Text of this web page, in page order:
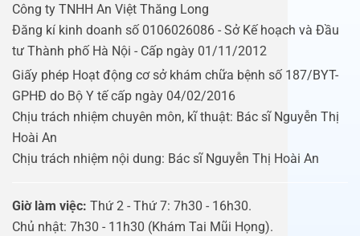
Công ty TNHH An Việt Thăng Long
Đăng kí kinh doanh số 0106026086 - Sở Kế hoạch và Đầu
tư Thành phố Hà Nội - Cấp ngày 01/11/2012
Giấy phép Hoạt động cơ sở khám chữa bệnh số 187/BYT-
GPHĐ do Bộ Y tế cấp ngày 04/02/2016
Chịu trách nhiệm chuyên môn, kĩ thuật: Bác sĩ Nguyễn Thị
Hoài An
Chịu trách nhiệm nội dung: Bác sĩ Nguyễn Thị Hoài An
Giờ làm việc: Thứ 2 - Thứ 7: 7h30 - 16h30.
Chủ nhật: 7h30 - 11h30 (Khám Tai Mũi Họng).